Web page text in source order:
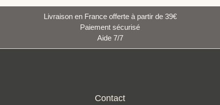
Livraison en France offerte à partir de 39€
Paiement sécurisé
Aide 7/7
Contact